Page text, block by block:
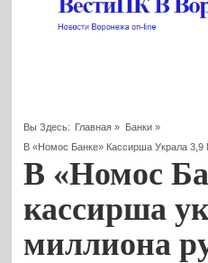
Вы Здесь: Главная » Банки»
В «Номос Банке» Кассирша Украла 3,9
В «Номос
кассирша
миллиона